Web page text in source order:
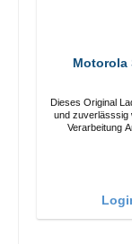
Motorola
Dieses Original
und zuverlässsig wieder auf.